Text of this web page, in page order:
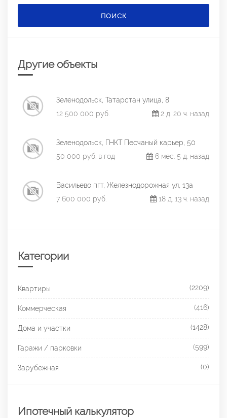
ПОИСК
Другие объекты
Зеленодольск, Татарстан улица, 8
12 500 000 руб.
2 д. 20 ч. назад
Зеленодольск, ГНКТ Песчаный карьер, 50
50 000 руб. в год
6 мес. 5 д. назад
Васильево пгт, Железнодорожная ул, 13а
7 600 000 руб.
18 д. 13 ч. назад
Категории
Квартиры (2209)
Коммерческая (416)
Дома и участки (1428)
Гаражи / парковки (599)
Зарубежная (0)
Ипотечный калькулятор